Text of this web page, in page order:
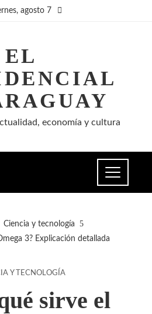
agosto 7
EL
economía y cultura
Ciencia y tecnología
3? Explicación detallada
Y TECNOLOGÍA
sirve el